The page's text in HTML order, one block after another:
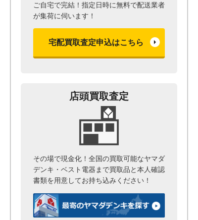
ご自宅で完結！指定日時に無料で配送業者
が集荷に伺います！
宅配買取査定申込はこちら
店頭買取査定
その場で現金化！全国の買取可能なヤマダ
デンキ・ベスト電器まで買取品と本人確認
書類を用意してお持ち込みください！